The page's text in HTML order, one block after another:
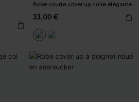
Robe courte cover up noire élégante
33,00 €